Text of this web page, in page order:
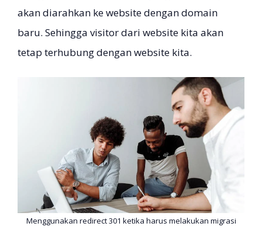
akan diarahkan ke website dengan domain
baru. Sehingga visitor dari website kita akan
tetap terhubung dengan website kita.
Menggunakan redirect 301 ketika harus melakukan migrasi